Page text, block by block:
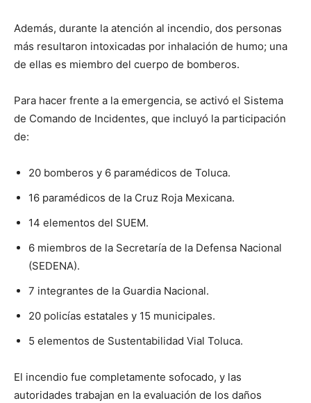
Además, durante la atención al incendio, dos personas
más resultaron intoxicadas por inhalación de humo; una
de ellas es miembro del cuerpo de bomberos.
Para hacer frente a la emergencia, se activó el Sistema
de Comando de Incidentes, que incluyó la participación
de:
20 bomberos y 6 paramédicos de Toluca.
16 paramédicos de la Cruz Roja Mexicana.
14 elementos del SUEM.
6 miembros de la Secretaría de la Defensa Nacional
(SEDENA).
7 integrantes de la Guardia Nacional.
20 policías estatales y 15 municipales.
5 elementos de Sustentabilidad Vial Toluca.
El incendio fue completamente sofocado, y las
autoridades trabajan en la evaluación de los daños